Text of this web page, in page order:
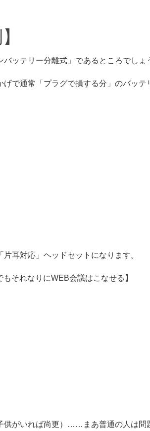
ッテリー分離式」であるところでしょ
で通常「プラグで損する分」のバッテ
耳対応」ヘッドセットになります。
それなりにWEB会議はこなせる】
がいれば尚更）……まあ普通の人は問